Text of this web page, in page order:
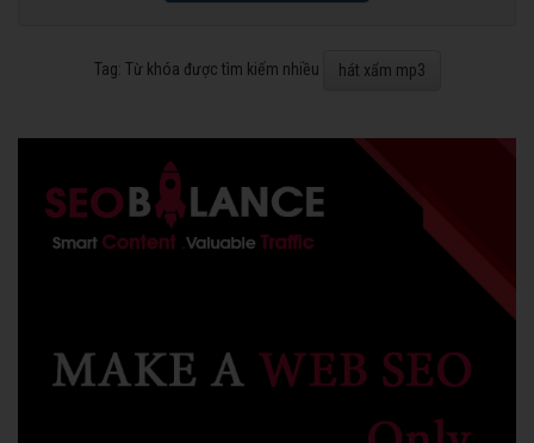
Tag: Từ khóa được tìm kiếm nhiều hát xẩm mp3